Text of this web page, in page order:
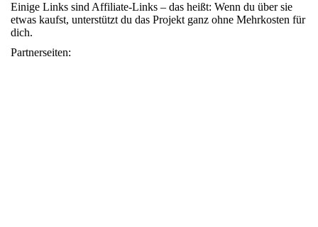
Einige Links sind Affiliate-Links – das heißt: Wenn du über sie
etwas kaufst, unterstützt du das Projekt ganz ohne Mehrkosten für
dich.
Partnerseiten: